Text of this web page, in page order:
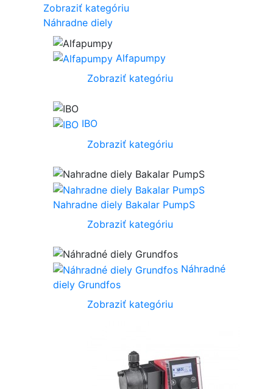
Zobraziť kategóriu
Náhradne diely
Alfapumpy
Zobraziť kategóriu
IBO
Zobraziť kategóriu
Nahradne diely Bakalar PumpS
Zobraziť kategóriu
Náhradné
diely Grundfos
Zobraziť kategóriu